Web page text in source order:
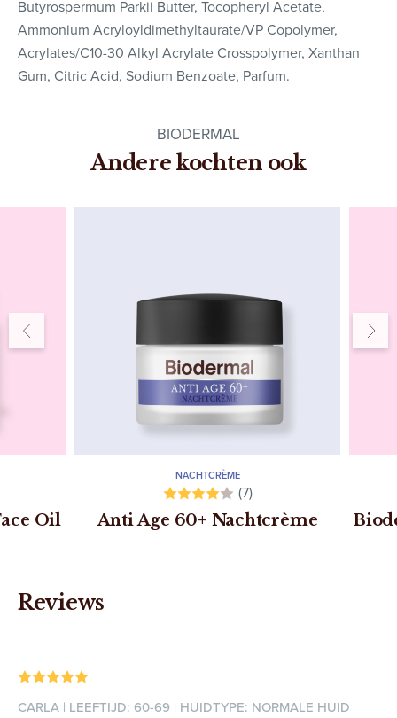
Butyrospermum Parkii Butter, Tocopheryl Acetate,
Ammonium Acryloyldimethyltaurate/VP Copolymer,
Acrylates/C10-30 Alkyl Acrylate Crosspolymer, Xanthan
Gum, Citric Acid, Sodium Benzoate, Parfum.
BIODERMAL
Andere kochten ook
Oil
NACHTCRÈME
(7)
Anti Age 60+ Nachtcrème
Reviews
CARLA | LEEFTIJD: 60-69 | HUIDTYPE: NORMALE HUID